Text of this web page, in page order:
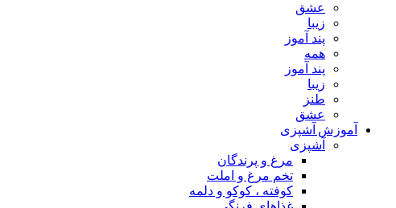
عشق
زیبا
پند آموز
همه
پند آموز
زیبا
طنز
عشق
آموزش آشپزی
آشپزی
مرغ و پرندگان
تخم مرغ و املت
کوفته ، کوکو و دلمه